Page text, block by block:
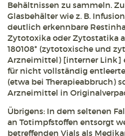
Behältnissen zu sammeln.
Glasbehälter wie z. B.
deutlich erkennbare
Zytotoxika oder Zytostatika
180108* (zytotoxische und
Arzneimittel) [interner Link]
für nicht vollständig
(etwa bei Therapieabbruch)
Arzneimittel in
Übrigens: In dem seltenen
an Totimpfstoffen entsorgt
betreffenden Vials als